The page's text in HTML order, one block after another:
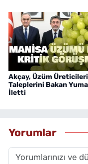
Akçay, Üzüm
Taleplerini Bakan
İletti
Yorumlar